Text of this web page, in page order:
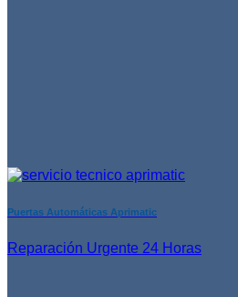
Puertas Automáticas Aprimatic
Reparación Urgente 24 Horas